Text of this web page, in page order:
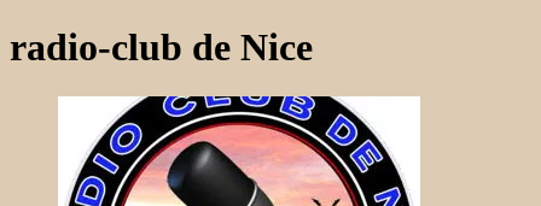
radio-club de Nice